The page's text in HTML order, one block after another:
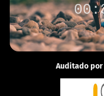
Auditado por